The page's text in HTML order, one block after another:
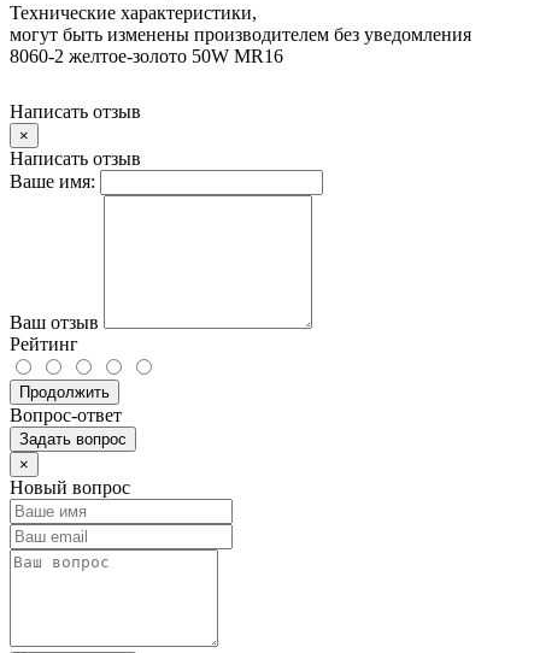
Технические характеристики,
могут быть изменены производителем без уведомления
8060-2 желтое-золотo 50W MR16
Написать отзыв
×
Написать отзыв
Ваше имя:
Ваш отзыв
Рейтинг
Продолжить
Вопрос-ответ
Задать вопрос
×
Новый вопрос